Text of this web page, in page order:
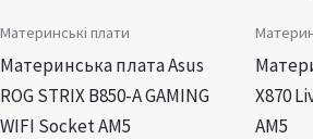
Материнські плати
Материнська плата Asus
ROG STRIX B850-A GAMING
WIFI Socket AM5
X870
AM5